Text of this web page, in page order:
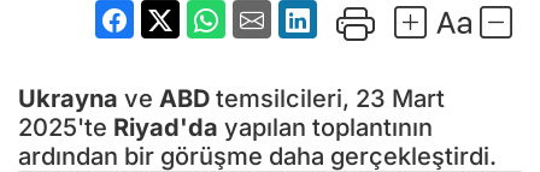
Ukrayna ve ABD temsilcileri, 23 Mart
2025'te Riyad'da yapılan toplantının
ardından bir görüşme daha gerçekleştirdi.